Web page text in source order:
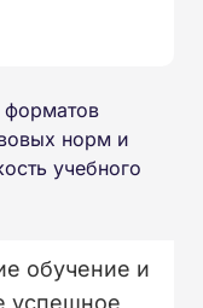
форматов
норм и
учебного
обучение и
успешное